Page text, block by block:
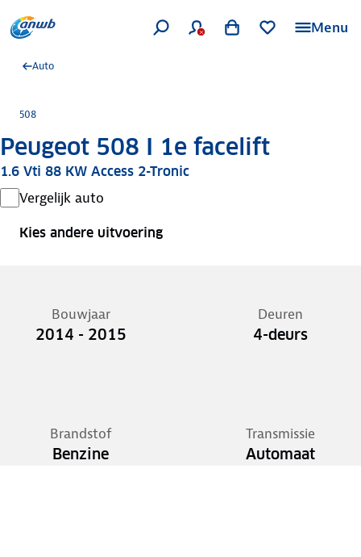
Menu
Auto
508
Peugeot 508 I 1e facelift
1.6 Vti 88 KW Access 2-Tronic
Vergelijk auto
Kies andere uitvoering
Bouwjaar
2014 - 2015
Deuren
4-deurs
Brandstof
Benzine
Transmissie
Automaat